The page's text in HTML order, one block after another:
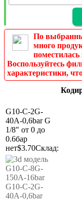
По
много
поместилась
Воспользуйтесь
характеристики,
G10-C-2G-
40A-0,6barG
1/8" от 0 до
0.6бар
нет$3.70Склад: